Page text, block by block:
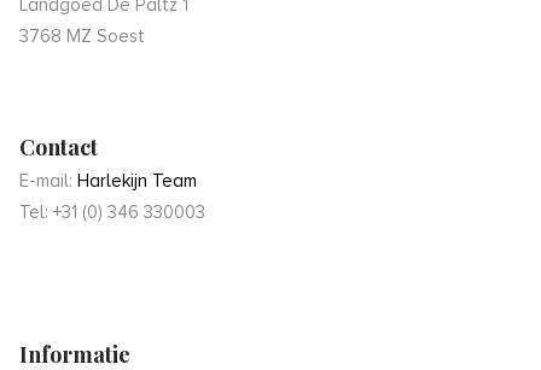
Landgoed De Paltz 1
3768 MZ Soest
Contact
E-mail: Harlekijn Team
Tel: +31 (0) 346 330003
Informatie